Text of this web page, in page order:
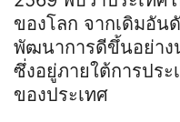
ของโลก จากเดิมอั
พัฒนาการดีขึ้นอย่าง
ซึ่งอยู่ภายใต้การปร
ของประเทศ